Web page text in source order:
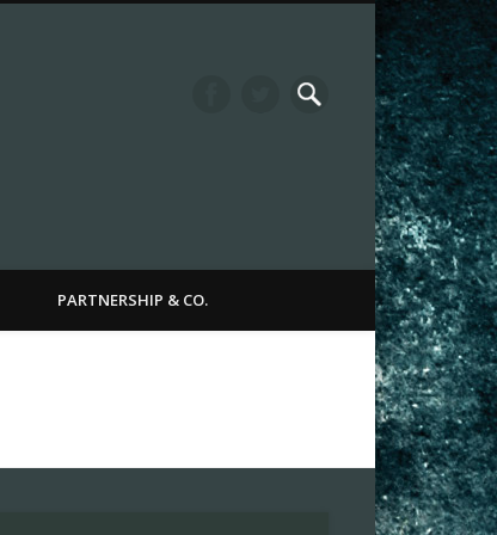
PARTNERSHIP & CO.